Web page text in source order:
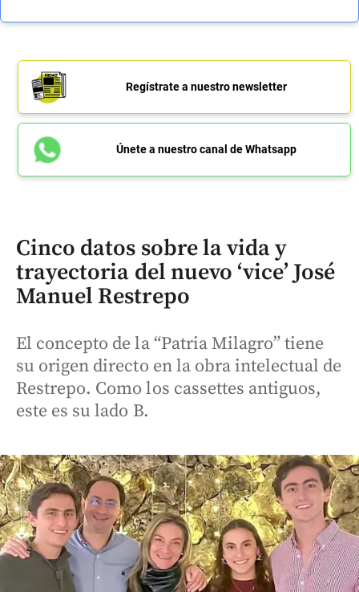
Regístrate a nuestro newsletter
Únete a nuestro canal de Whatsapp
Cinco datos sobre la vida y
trayectoria del nuevo ‘vice’ José
Manuel Restrepo
El concepto de la “Patria Milagro” tiene
su origen directo en la obra intelectual de
Restrepo. Como los cassettes antiguos,
este es su lado B.